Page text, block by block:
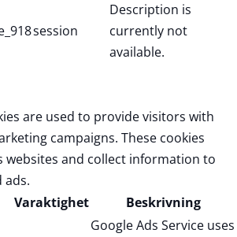
session
Description is
currently not
available.
are used to provide visitors with
campaigns. These cookies
websites and collect information to
ads.
Varaktighet Beskrivning
Google Ads Service uses